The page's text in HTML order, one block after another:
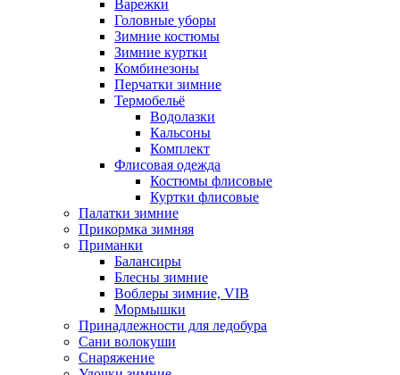
Варежки
Головные уборы
Зимние костюмы
Зимние куртки
Комбинезоны
Перчатки зимние
Термобельё
Водолазки
Кальсоны
Комплект
Флисовая одежда
Костюмы флисовые
Куртки флисовые
Палатки зимние
Прикормка зимняя
Приманки
Балансиры
Блесны зимние
Воблеры зимние, VIB
Мормышки
Принадлежности для ледобура
Сани волокуши
Снаряжение